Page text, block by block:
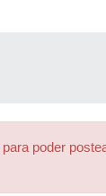
para poder